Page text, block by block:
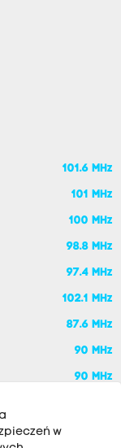
101.6 MHz
101 MHz
100 MHz
98.8 MHz
97.4 MHz
102.1 MHz
87.6 MHz
90 MHz
90 MHz
w